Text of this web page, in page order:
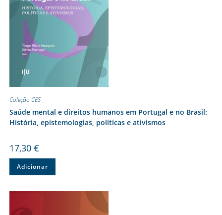
Coleção CES
Saúde mental e direitos humanos em Portugal e no Brasil:
História, epistemologias, políticas e ativismos
17,30 €
Adicionar